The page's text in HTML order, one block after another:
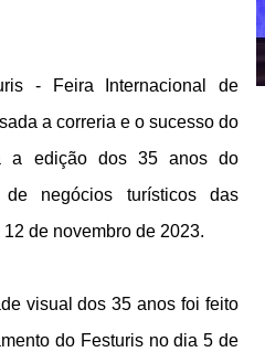
- Feira Internacional de
a correria e o sucesso do
a edição dos 35 anos do
negócios turísticos das
de novembro de 2023.
visual dos 35 anos foi feito
do Festuris no dia 5 de